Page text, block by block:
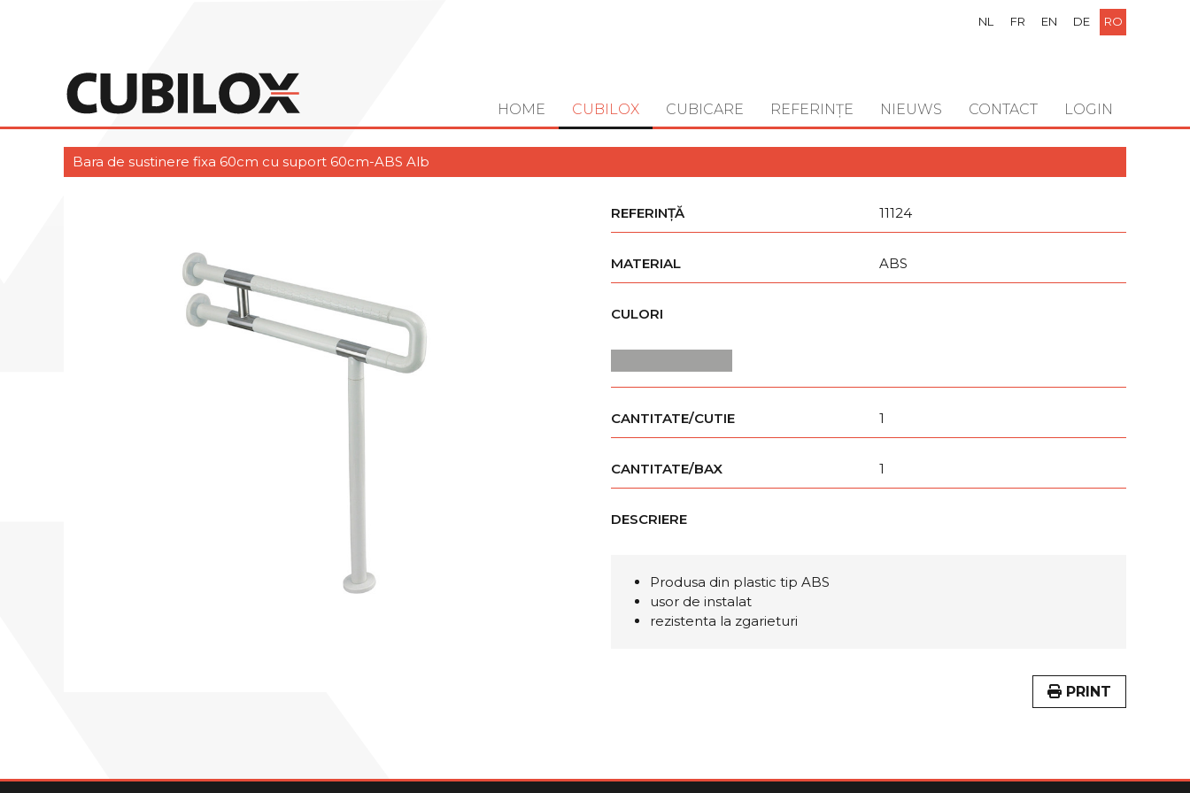
NL FR EN DE RO
HOME CUBILOX CUBICARE REFERINȚE NIEUWS CONTACT LOGIN
Bara de sustinere fixa 60cm cu suport 60cm-ABS Alb
REFERINȚĂ 11124
MATERIAL ABS
CULORI
CANTITATE/CUTIE 1
CANTITATE/BAX 1
DESCRIERE
Produsa din plastic tip ABS
usor de instalat
rezistenta la zgarieturi
PRINT